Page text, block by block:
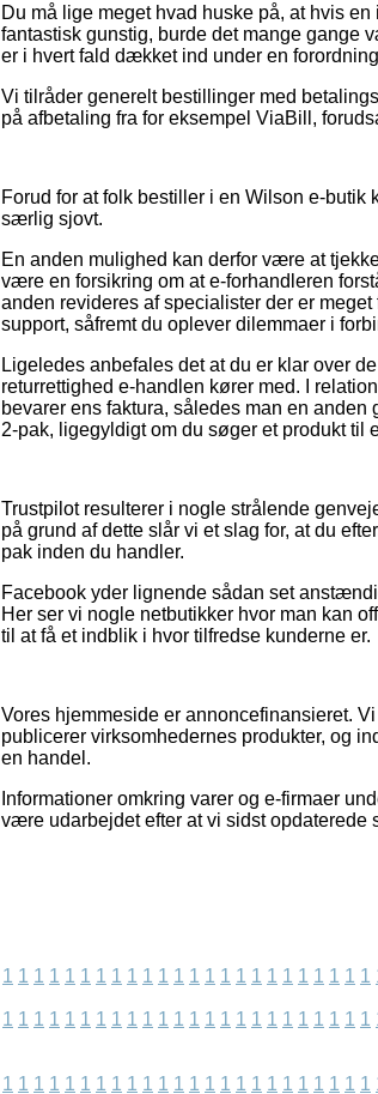
Du må lige meget hvad huske på, at hvis
fantastisk gunstig, burde det mange gange
er i hvert fald dækket ind under en
Vi tilråder generelt bestillinger med
på afbetaling fra for eksempel ViaBill,
Forud for at folk bestiller i en Wilson e-
særlig sjovt.
En anden mulighed kan derfor være at
være en forsikring om at e-forhandleren
anden revideres af specialister der er
support, såfremt du oplever dilemmaer i
Ligeledes anbefales det at du er klar over
returrettighed e-handlen kører med. I
bevarer ens faktura, således man en
2-pak, ligegyldigt om du søger et produkt til
Trustpilot resulterer i nogle strålende
på grund af dette slår vi et slag for, at du
pak inden du handler.
Facebook yder lignende sådan set
Her ser vi nogle netbutikker hvor man kan
til at få et indblik i hvor tilfredse kunderne er.
Vores hjemmeside er annoncefinansieret.
publicerer virksomhedernes produkter, og
en handel.
Informationer omkring varer og e-firmaer
være udarbejdet efter at vi sidst opdaterede
1 1 1 1 1 1 1 1 1 1 1 1 1 1 1 1 1 1 1 1 1 1 1 1
1 1 1 1 1 1 1 1 1 1 1 1 1 1 1 1 1 1 1 1 1 1 1 1
1 1 1 1 1 1 1 1 1 1 1 1 1 1 1 1 1 1 1 1 1 1 1 1